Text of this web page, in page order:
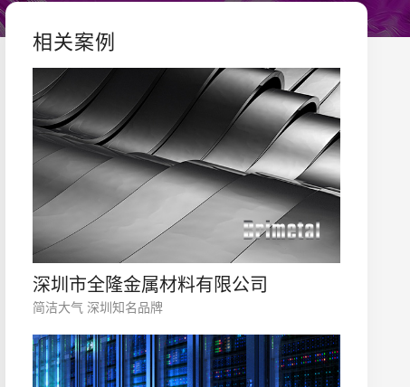
相关案例
深圳市全隆金属材料有限公司
简洁大气 深圳知名品牌